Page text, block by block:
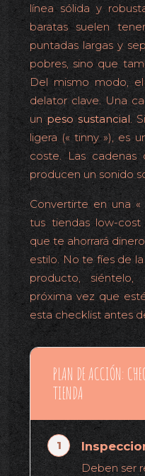
línea sólida y
baratas suelen
puntadas largas y
pobres, sino que
Del mismo modo,
delator clave. Una
un peso sustancial .
ligera (« tinny »), es
coste. Las
producen un sonido
Convertirte en una
tus tiendas low-cost
que te ahorrará
estilo. No te fíes de
producto,
próxima vez que
esta checklist antes
PLAN DE ACCIÓN:
TIENDA
Deben ser